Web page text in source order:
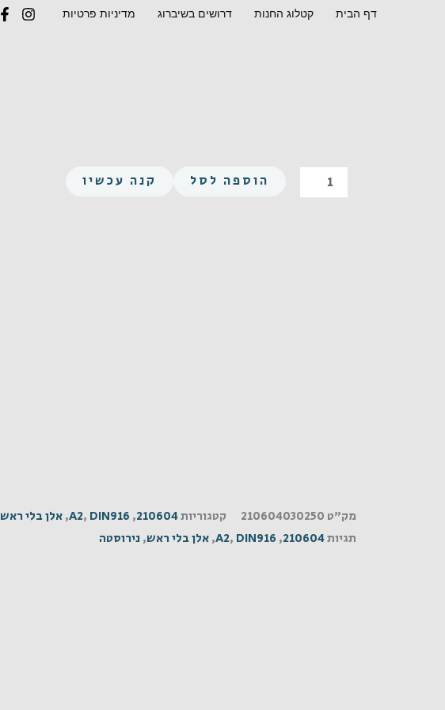
דף הבית קטלוג החנות דרושים בשיברוג מדיניות פרטיות
כמות
של
הוספה לסל קנה עכשיו
מק"ט 210604030250 קטגוריות210604
,
A2, DIN916
,אלן בלי ראש
תגיות210604
,
A2, DIN916
,אלן בלי ראש, נירוסטה